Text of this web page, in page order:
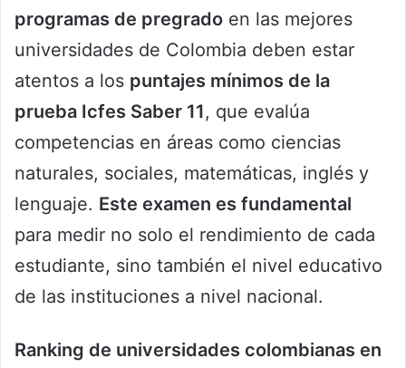
programas de pregrado en las mejores
universidades de Colombia deben estar
atentos a los puntajes mínimos de la
prueba Icfes Saber 11, que evalúa
competencias en áreas como ciencias
naturales, sociales, matemáticas, inglés y
lenguaje. Este examen es fundamental
para medir no solo el rendimiento de cada
estudiante, sino también el nivel educativo
de las instituciones a nivel nacional.
Ranking de universidades colombianas en